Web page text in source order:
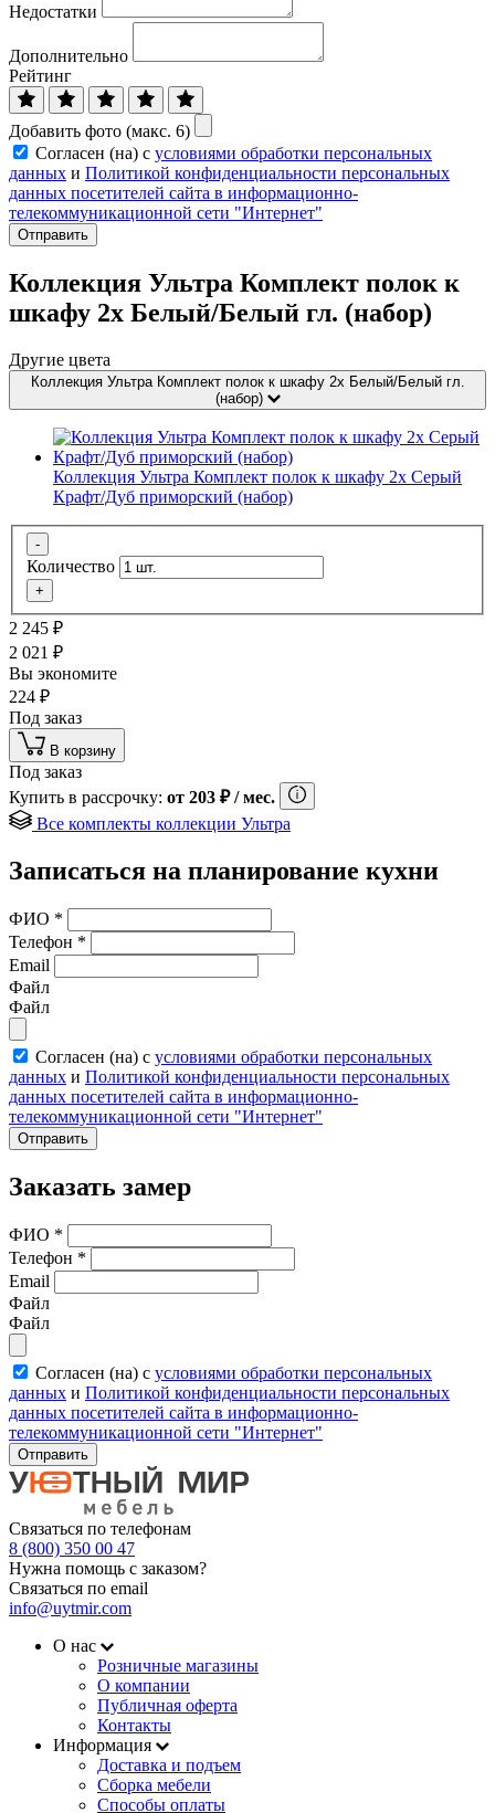
Недостатки
Дополнительно
Рейтинг
Добавить фото (макс. 6)
Согласен (на) с условиями обработки персональных
данных и Политикой конфиденциальности персональных
данных посетителей сайта в информационно-
телекоммуникационной сети "Интернет"
Отправить
Коллекция Ультра Комплект полок к
шкафу 2х Белый/Белый гл. (набор)
Другие цвета
Коллекция Ультра Комплект полок к шкафу 2х Белый/Белый гл.
(набор)
Коллекция Ультра Комплект полок к шкафу 2х Серый
Крафт/Дуб приморский (набор)
-
Количество
+
2 245 ₽
2 021 ₽
Вы экономите
224 ₽
Под заказ
В корзину
Под заказ
Купить в рассрочку: от 203 ₽/ мес.
Все комплекты коллекции Ультра
Записаться на планирование кухни
ФИО *
Телефон *
Email
Файл
Файл
Согласен (на) с условиями обработки персональных
данных и Политикой конфиденциальности персональных
данных посетителей сайта в информационно-
телекоммуникационной сети "Интернет"
Отправить
Заказать замер
ФИО *
Телефон *
Email
Файл
Файл
Согласен (на) с условиями обработки персональных
данных и Политикой конфиденциальности персональных
данных посетителей сайта в информационно-
телекоммуникационной сети "Интернет"
Отправить
Связаться по телефонам
8 (800) 350 00 47
Нужна помощь с заказом?
Связаться по email
info@uytmir.com
О нас
Розничные магазины
О компании
Публичная оферта
Контакты
Информация
Доставка и подъем
Сборка мебели
Способы оплаты